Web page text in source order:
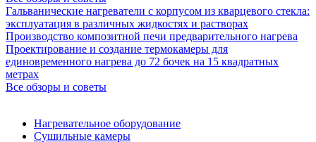
Гальванические нагреватели с корпусом из кварцевого стекла:
эксплуатация в различных жидкостях и растворах
Производство композитной печи предварительного нагрева
Проектирование и создание термокамеры для
единовременного нагрева до 72 бочек на 15 квадратных
метрах
Все обзоры и советы
Нагревательное оборудование
Сушильные камеры